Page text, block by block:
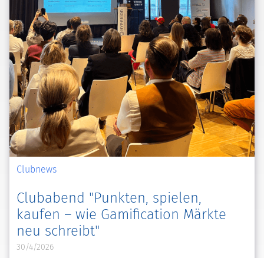
Clubnews
Clubabend "Punkten, spielen,
kaufen – wie Gamification Märkte
neu schreibt"
30/4/2026